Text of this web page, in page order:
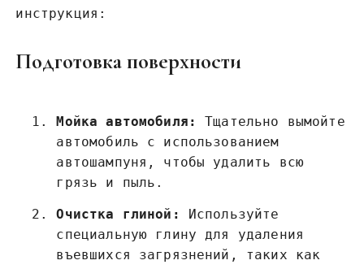
инструкция:
Подготовка поверхности
Мойка автомобиля:
Тщательно вымойте
автомобиль с использованием
автошампуня, чтобы удалить всю
грязь и пыль.
Очистка глиной:
Используйте
специальную глину для удаления
въевшихся загрязнений, таких как